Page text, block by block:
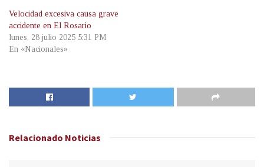
Velocidad excesiva causa grave
accidente en El Rosario
lunes, 28 julio 2025 5:31 PM
En «Nacionales»
Relacionado Noticias